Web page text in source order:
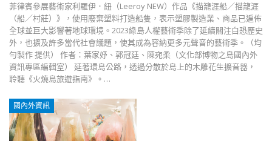
菲律賓參展藝術家利羅伊．紐（Leeroy NEW）作品《描籠涯船／描籠涯
（船／村莊）》，使用廢棄塑料打造船隻，表示塑膠製造業、商品已遍佈
全球並巨大影響著地球環境。2023綠島人權藝術季除了延續關注白恐歷史
外，也擴及許多當代社會議題，使其成為容納更多元聲音的藝術季。（均
勻製作 提供） 作者：葉家妤、郭冠廷、陳宛柔（文化部博物之島國內外
資訊專區編輯室） 延著環島公路，透過分散於島上的木雕花生擴音器，
聆聽《火燒島旅遊指南》。…
國內外資訊